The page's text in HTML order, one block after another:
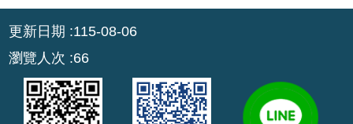
民
服
務
更新日期
115-08-06
瀏覽人次
66